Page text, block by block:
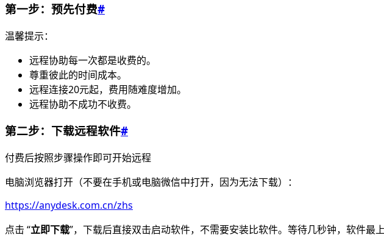
第一步：预先付费#
温馨提示：
远程协助每一次都是收费的。
尊重彼此的时间成本。
远程连接20元起，费用随难度增加。
远程协助不成功不收费。
第二步：下载远程软件#
付费后按照步骤操作即可开始远程
电脑浏览器打开（不要在手机或电脑微信中打开，因为无法下载）：
https://anydesk.com.cn/zhs
点击 “立即下载”，下载后直接双击启动软件，不需要安装比软件。等待几秒钟，软件最